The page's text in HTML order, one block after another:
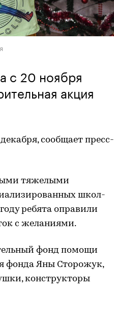
с 20 ноября
акция
сообщает пресс-
тяжелыми
школ-
ребята оправили
с желаниями.
фонд помощи
фонда Яны Сторожук,
конструкторы